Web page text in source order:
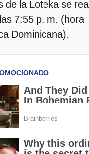
de la Loteka se
7:55 p. m. (hora
Dominicana).